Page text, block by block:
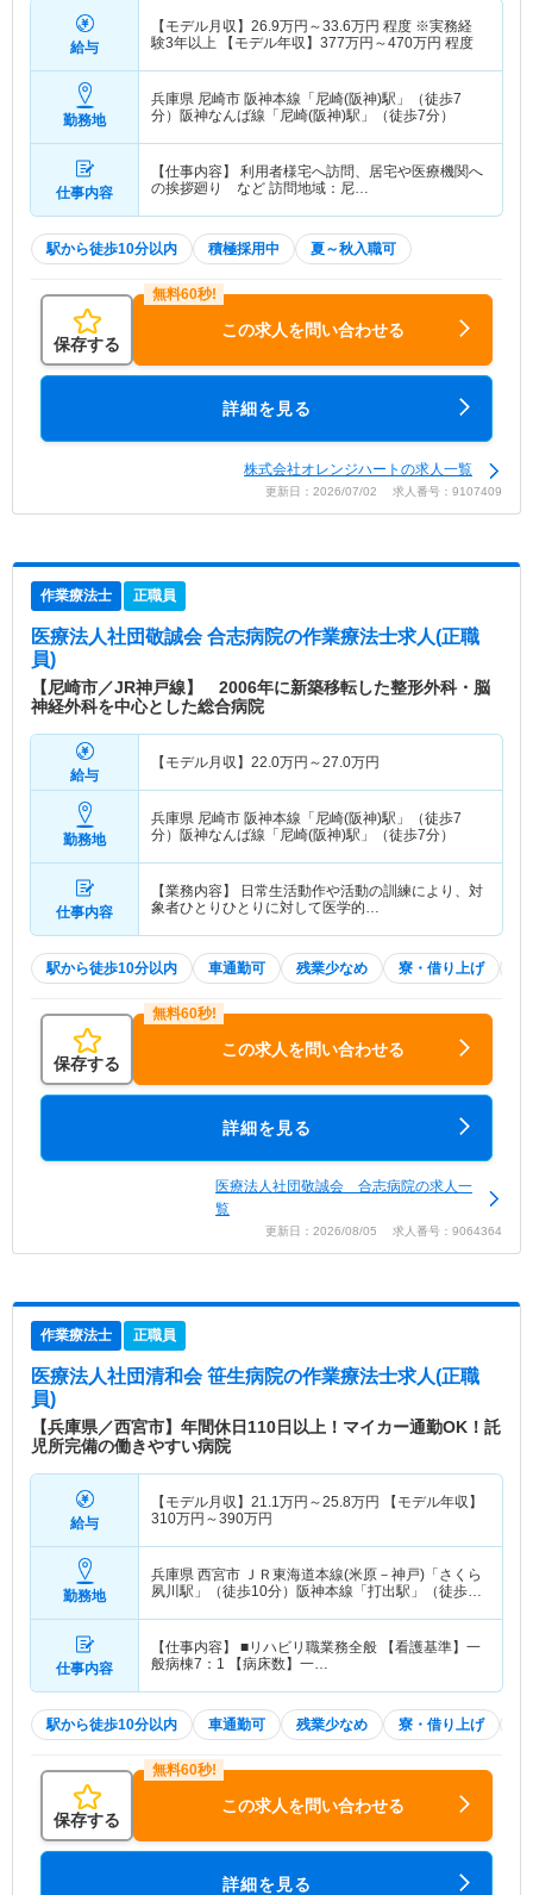
給与
【モデル月収】 26.9万円～33.6万円 程度 ※実務経
験3年以上 【モデル年収】 377万円～470万円 程度
勤務地
兵庫県 尼崎市 阪神本線「尼崎(阪神)駅」（徒歩7
分）阪神なんば線「尼崎(阪神)駅」（徒歩7分）
仕事内容
【仕事内容】 利用者様宅へ訪問、居宅や医療機関へ
の挨拶廻り など 訪問地域：尼…
駅から徒歩10分以内 積極採用中 夏～秋入職可
保存する
この求人を問い合わせる
詳細を見る
株式会社オレンジハートの求人一覧
更新日：2026/07/02 求人番号：9107409
作業療法士 正職員
医療法人社団敬誠会 合志病院の作業療法士求人(正職
員)
【尼崎市／JR神戸線】 2006年に新築移転した整形外科・脳
神経外科を中心とした総合病院
給与
【モデル月収】 22.0万円～27.0万円
勤務地
兵庫県 尼崎市 阪神本線「尼崎(阪神)駅」（徒歩7
分）阪神なんば線「尼崎(阪神)駅」（徒歩7分）
仕事内容
【業務内容】 日常生活動作や活動の訓練により、対
象者ひとりひとりに対して医学的…
駅から徒歩10分以内 車通勤可 残業少なめ 寮・借り上げ
保存する
この求人を問い合わせる
詳細を見る
医療法人社団敬誠会 合志病院の求人一
覧
更新日：2026/08/05 求人番号：9064364
作業療法士 正職員
医療法人社団清和会 笹生病院の作業療法士求人(正職
員)
【兵庫県／西宮市】年間休日110日以上！マイカー通勤OK！託
児所完備の働きやすい病院
給与
【モデル月収】 21.1 万円～25.8万円 【モデル年収】
310万円～390万円
勤務地
兵庫県 西宮市
ＪＲ東海道本線(米原－神戸)「さくら
夙川駅」（徒歩10分）阪神本線「打出駅」（徒歩8
仕事内容
【仕事内容】 ■リハビリ職業務全般 【看護基準】一
般病棟7：1 【病床数】一…
駅から徒歩10分以内 車通勤可 残業少なめ 寮・借り上げ
保存する
この求人を問い合わせる
詳細を見る